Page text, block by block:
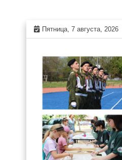
Skip
to
content
Пятница, 7 августа, 2026